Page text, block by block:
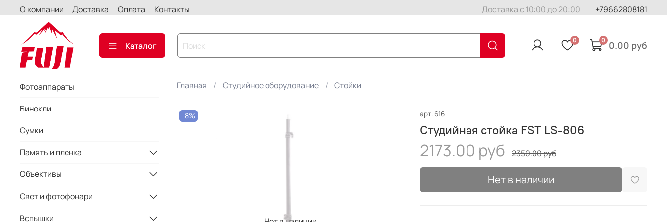
О компании Доставка Оплата Контакты Доставка с 10:00 до 20:00 +79662808181
Каталог
0 0 0.00 руб
Главная Студийное оборудование Стойки
-8% арт. 616
Студийная стойка FST LS-806
2173.00 руб 2350.00 руб
Нет в наличии
Фотоаппараты
Бинокли
Сумки
Память и пленка
Объективы
Свет и фотофонари
Вспышки